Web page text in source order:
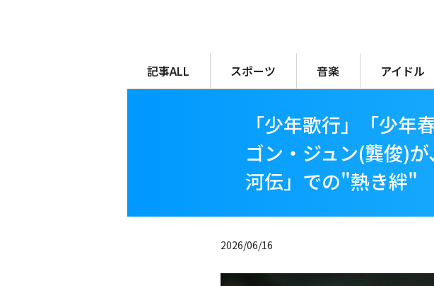
記事ALL スポーツ 音楽 アイドル
「少年歌行」「少
ゴン・ジュン(龔俊)
河伝」での"熱き絆"
2026/06/16